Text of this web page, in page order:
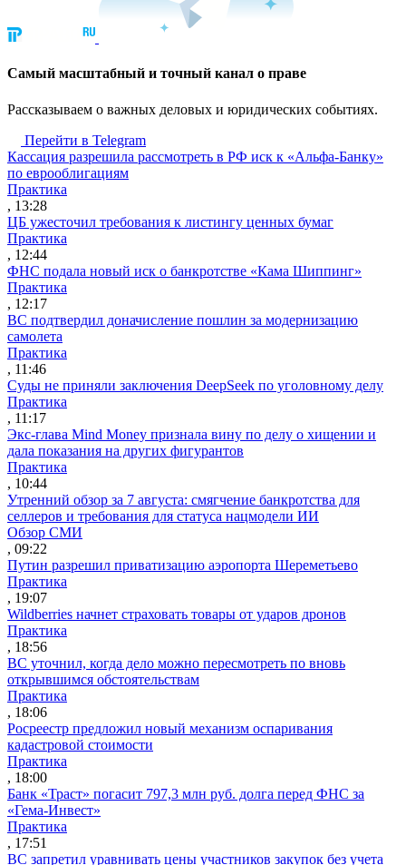
Cамый масштабный и точный канал о праве
Рассказываем о важных деловых и юридических событиях.
Перейти в Telegram
Кассация разрешила рассмотреть в РФ иск к «Альфа-Банку»
по еврооблигациям
Практика
, 13:28
ЦБ ужесточил требования к листингу ценных бумаг
Практика
, 12:44
ФНС подала новый иск о банкротстве «Кама Шиппинг»
Практика
, 12:17
ВС подтвердил доначисление пошлин за модернизацию
самолета
Практика
, 11:46
Суды не приняли заключения DeepSeek по уголовному делу
Практика
, 11:17
Экс-глава Mind Money признала вину по делу о хищении и
дала показания на других фигурантов
Практика
, 10:44
Утренний обзор за 7 августа: смягчение банкротства для
селлеров и требования для статуса нацмодели ИИ
Обзор СМИ
, 09:22
Путин разрешил приватизацию аэропорта Шереметьево
Практика
, 19:07
Wildberries начнет страховать товары от ударов дронов
Практика
, 18:56
ВС уточнил, когда дело можно пересмотреть по вновь
открывшимся обстоятельствам
Практика
, 18:06
Росреестр предложил новый механизм оспаривания
кадастровой стоимости
Практика
, 18:00
Банк «Траст» погасит 797,3 млн руб. долга перед ФНС за
«Гема-Инвест»
Практика
, 17:51
ВС запретил уравнивать цены участников закупок без учета